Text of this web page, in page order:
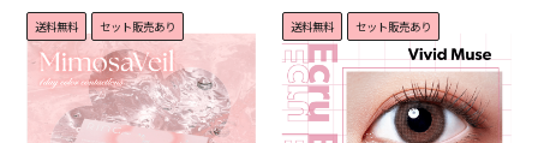
.
t
a
r
.
t
r
送料無料 セット販売あり 送料無料 セット販売あり